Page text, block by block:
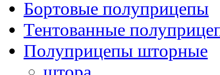
Бортовые полуприцепы
Тентованные
Полуприцепы шторные